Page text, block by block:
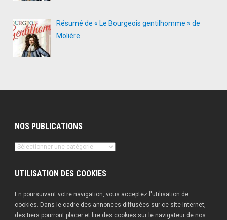
Résumé de « Le Bourgeois gentilhomme » de
Molière
NOS PUBLICATIONS
Nos
UTILISATION DES COOKIES
En poursuivant votre navigation, vous acceptez l'utilisation de
cookies. Dans le cadre des annonces diffusées sur ce site Internet,
des tiers pourront placer et lire des cookies sur le navigateur de nos